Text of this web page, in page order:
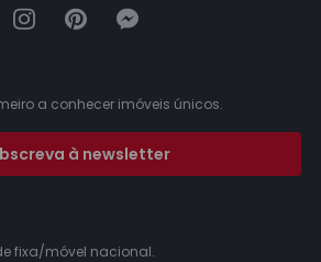
a conhecer imóveis únicos.
à newsletter
fixa/móvel nacional.